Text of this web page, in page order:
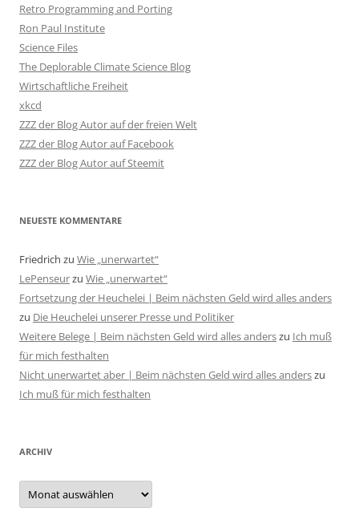
Retro Programming and Porting
Ron Paul Institute
Science Files
The Deplorable Climate Science Blog
Wirtschaftliche Freiheit
xkcd
ZZZ der Blog Autor auf der freien Welt
ZZZ der Blog Autor auf Facebook
ZZZ der Blog Autor auf Steemit
NEUESTE KOMMENTARE
Friedrich zu Wie „unerwartet“
LePenseurzu Wie „unerwartet“
Fortsetzung der Heuchelei | Beim nächsten Geld wird alles anders
zu Die Heuchelei unserer Presse und Politiker
Weitere Belege | Beim nächsten Geld wird alles anderszu Ich muß
für mich festhalten
Nicht unerwartet aber | Beim nächsten Geld wird alles anderszu
Ich muß für mich festhalten
ARCHIV
Archiv